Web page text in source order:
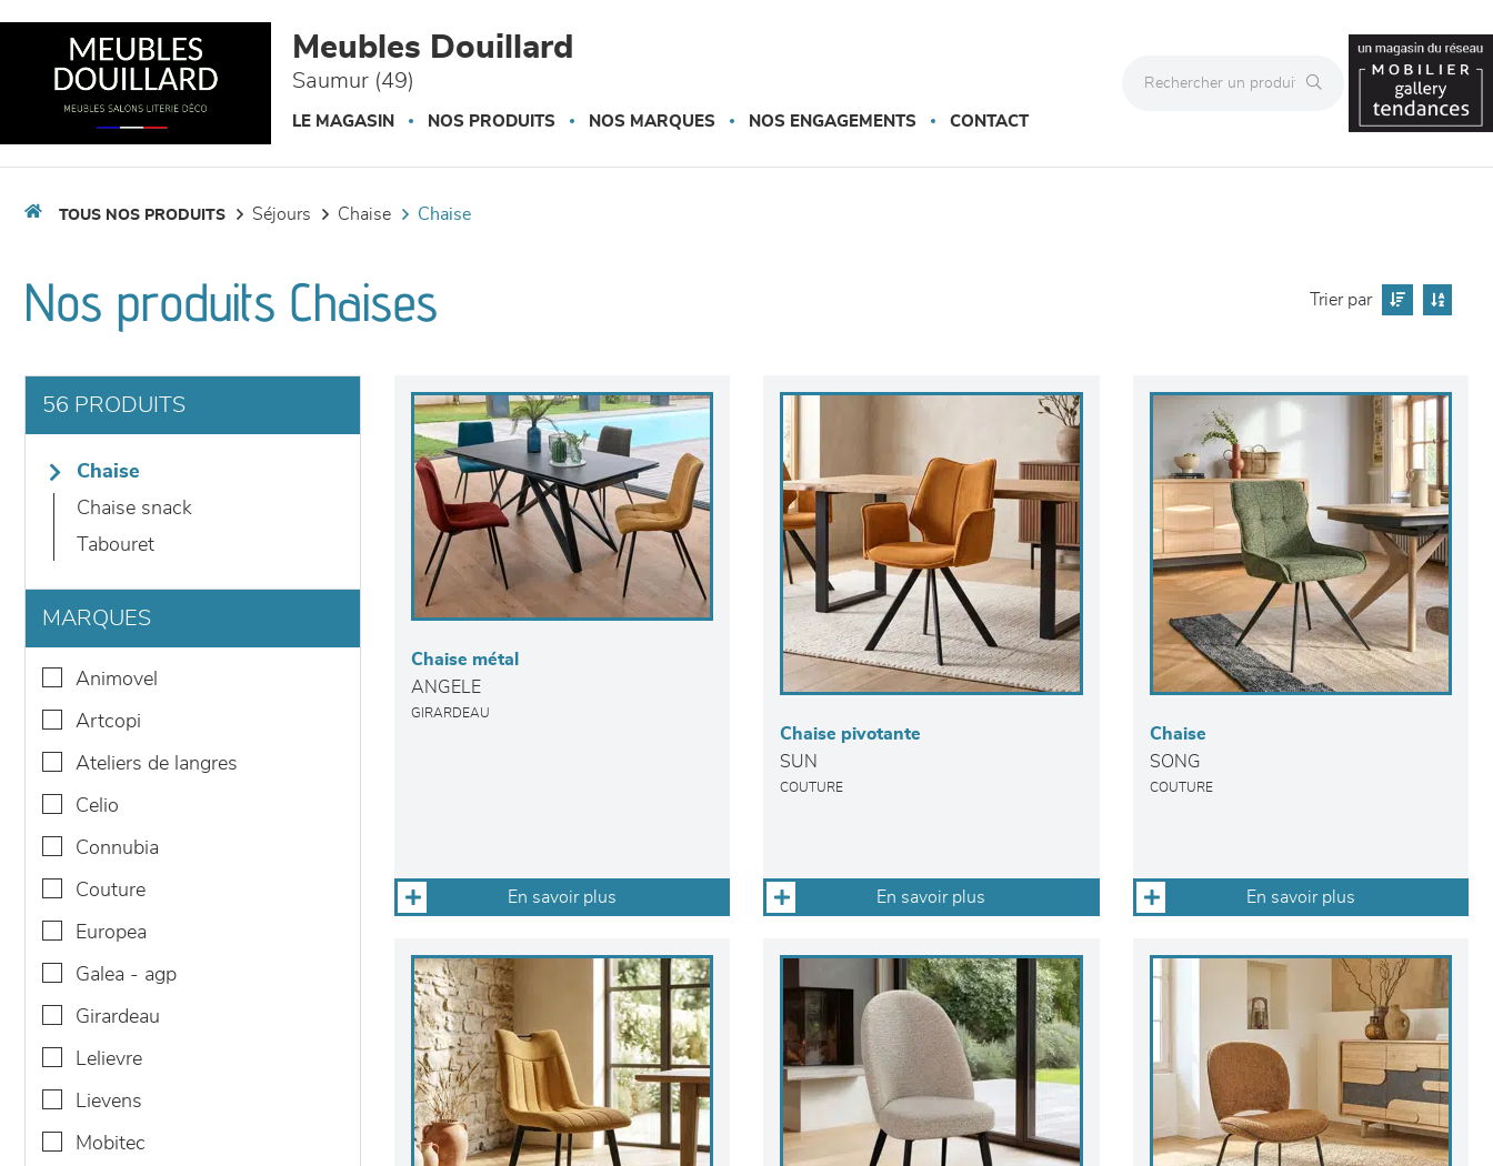
Meubles Douillard
Saumur (49)
LE MAGASIN NOS PRODUITS NOS MARQUES NOS ENGAGEMENTS CONTACT
TOUS NOS PRODUITS séjours chaise chaise
Nos produits Chaises Trier par
56 PRODUITS
chaise
chaise snack
tabouret
MARQUES
animovel
artcopi
ateliers de langres
celio
connubia
couture
europea
galea - agp
girardeau
lelievre
lievens
mobitec
Chaise métal
ANGELE
GIRARDEAU
En savoir plus
Chaise pivotante
SUN
COUTURE
En savoir plus
Chaise
SONG
COUTURE
En savoir plus